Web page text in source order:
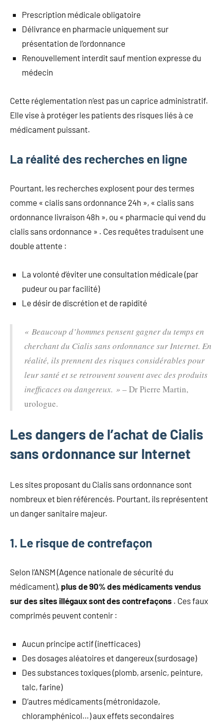
Prescription médicale obligatoire
Délivrance en pharmacie uniquement sur
présentation de l’ordonnance
Renouvellement interdit sauf mention expresse du
médecin
Cette réglementation n’est pas un caprice administratif.
Elle vise à protéger les patients des risques liés à ce
médicament puissant.
La réalité des recherches en ligne
Pourtant, les recherches explosent pour des termes
comme « cialis sans ordonnance 24h », « cialis sans
ordonnance livraison 48h », ou « pharmacie qui vend du
cialis sans ordonnance » . Ces requêtes traduisent une
double attente :
La volonté d’éviter une consultation médicale (par
pudeur ou par facilité)
Le désir de discrétion et de rapidité
« Beaucoup d’hommes pensent gagner du temps en
cherchant du Cialis sans ordonnance sur Internet. En
réalité, ils prennent des risques considérables pour
leur santé et se retrouvent souvent avec des produits
inefficaces ou dangereux. » – Dr Pierre Martin,
urologue.
Les dangers de l’achat de Cialis
sans ordonnance sur Internet
Les sites proposant du Cialis sans ordonnance sont
nombreux et bien référencés. Pourtant, ils représentent
un danger sanitaire majeur.
1. Le risque de contrefaçon
Selon l’ANSM (Agence nationale de sécurité du
médicament), plus de 90% des médicaments vendus
sur des sites illégaux sont des contrefaçons . Ces faux
comprimés peuvent contenir :
Aucun principe actif (inefficaces)
Des dosages aléatoires et dangereux (surdosage)
Des substances toxiques (plomb, arsenic, peinture,
talc, farine)
D’autres médicaments (métronidazole,
chloramphénicol…) aux effets secondaires